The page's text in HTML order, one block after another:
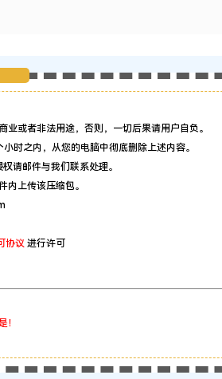
或者非法用途，否则，一切后果请用户自负。
时之内，从您的电脑中彻底删除上述内容。
请邮件与我们联系处理。
内上传该压缩包。
协议 进行许可
！